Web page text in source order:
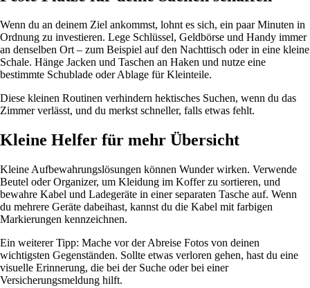
Wenn du an deinem Ziel ankommst, lohnt es sich, ein paar Minuten in
Ordnung zu investieren. Lege Schlüssel, Geldbörse und Handy immer
an denselben Ort – zum Beispiel auf den Nachttisch oder in eine kleine
Schale. Hänge Jacken und Taschen an Haken und nutze eine
bestimmte Schublade oder Ablage für Kleinteile.
Diese kleinen Routinen verhindern hektisches Suchen, wenn du das
Zimmer verlässt, und du merkst schneller, falls etwas fehlt.
Kleine Helfer für mehr Übersicht
Kleine Aufbewahrungslösungen können Wunder wirken. Verwende
Beutel oder Organizer, um Kleidung im Koffer zu sortieren, und
bewahre Kabel und Ladegeräte in einer separaten Tasche auf. Wenn
du mehrere Geräte dabeihast, kannst du die Kabel mit farbigen
Markierungen kennzeichnen.
Ein weiterer Tipp: Mache vor der Abreise Fotos von deinen
wichtigsten Gegenständen. Sollte etwas verloren gehen, hast du eine
visuelle Erinnerung, die bei der Suche oder bei einer
Versicherungsmeldung hilft.